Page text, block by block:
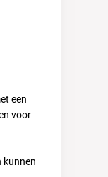
een
voor
kunnen